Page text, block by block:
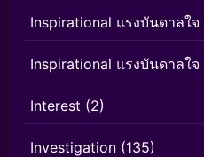
Inspirational แรงบันดาลใจ
Inspirational แรงบันดาลใจ
Interest (2)
Investigation (135)